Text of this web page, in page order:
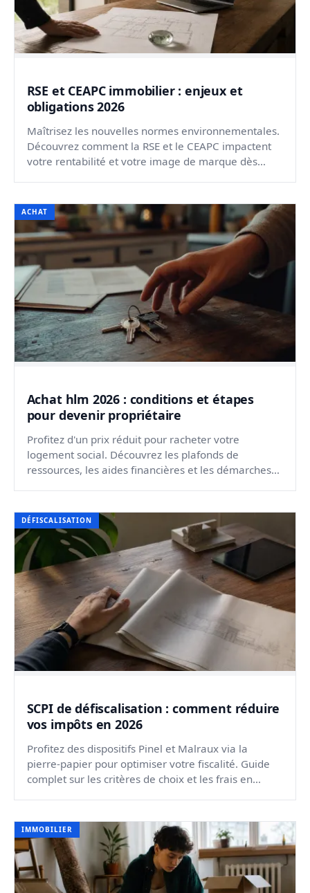
RSE et CEAPC immobilier : enjeux et
obligations 2026
Maîtrisez les nouvelles normes environnementales.
Découvrez comment la RSE et le CEAPC impactent
votre rentabilité et votre image de marque dès
ACHAT
Achat hlm 2026 : conditions et étapes
pour devenir propriétaire
Profitez d'un prix réduit pour racheter votre
logement social. Découvrez les plafonds de
ressources, les aides financières et les démarches
DÉFISCALISATION
SCPI de défiscalisation : comment réduire
vos impôts en 2026
Profitez des dispositifs Pinel et Malraux via la
pierre-papier pour optimiser votre fiscalité. Guide
complet sur les critères de choix et les frais en
IMMOBILIER